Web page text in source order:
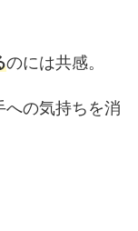
のには共感。
への気持ちを消